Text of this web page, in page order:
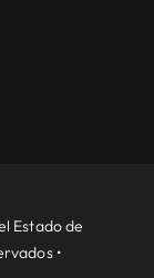
Estado de
•